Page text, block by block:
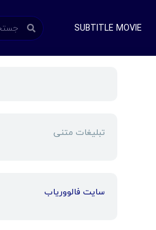
SUBTITLE MOVIE
تبلیغات متنی
سایت فالووریاب